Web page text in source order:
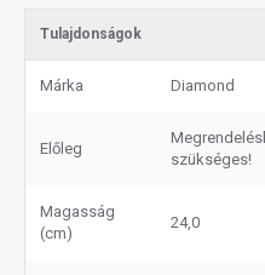
Tulajdonságok
Márka Diamond
Előleg
szükséges!
Magasság
(cm)
24,0